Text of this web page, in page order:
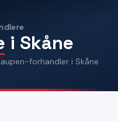
i Skåne
forhandler i Skåne